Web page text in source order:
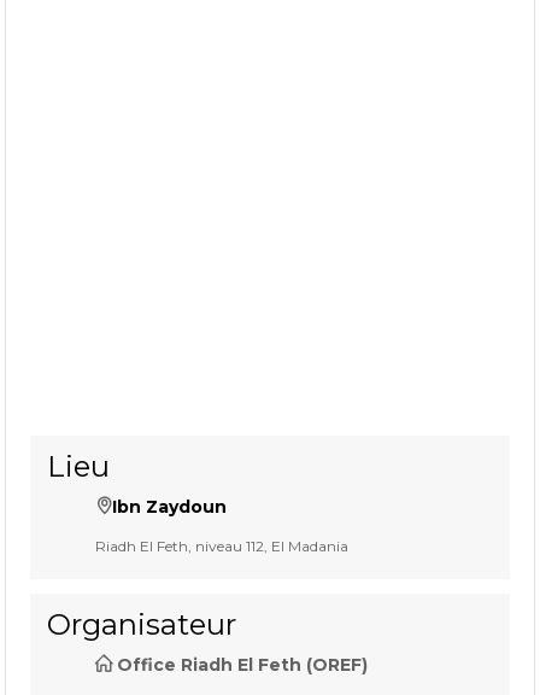
Lieu
Ibn Zaydoun
Riadh El Feth, niveau 112, El Madania
Organisateur
Office Riadh El Feth (OREF)